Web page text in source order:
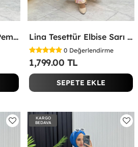
İpek Tesettür Elbise Pembe Pembe Lina Tesettür Elbise Sarı Sarı
0 Değerlendirme
1,799.00 TL
SEPETE EKLE
KARGO
BEDAVA